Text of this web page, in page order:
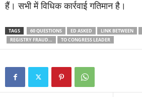
हैं। सभी में विधिक कार्रवाई गतिमान है।
TAGS 60 QUESTIONS ED ASKED LINK BETWEEN
REGISTRY FRAUD…
TO CONGRESS LEADER